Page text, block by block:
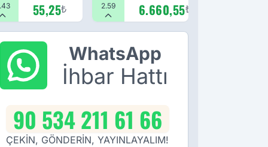
55,25₺ 2.59 6.660,55₺
WhatsApp
İhbar Hattı
90 534 211 61 66
ÇEKİN, GÖNDERİN, YAYINLAYALIM!